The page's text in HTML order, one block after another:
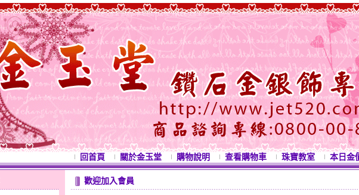
回首頁 關於金玉堂 購物說明 查看購物車 珠寶教室 本日金
歡迎加入會員